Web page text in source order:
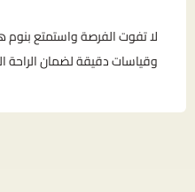
لا تفوت الفرصة واستمتع
وقياسات دقيقة لضمان